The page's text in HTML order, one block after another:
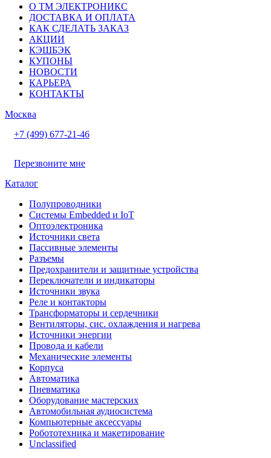
О ТМ ЭЛЕКТРОНИКС
ДОСТАВКА И ОПЛАТА
КАК СДЕЛАТЬ ЗАКАЗ
АКЦИИ
КЭШБЭК
КУПОНЫ
НОВОСТИ
КАРЬЕРА
КОНТАКТЫ
Москва
+7 (499) 677-21-46
Перезвоните мне
Каталог
Полупроводники
Системы Embedded и IoT
Oптоэлектроника
Источники света
Пассивные элементы
Разъeмы
Предохранители и защитные устройства
Переключатели и индикаторы
Источники звука
Реле и контакторы
Трансформаторы и сердечники
Вентиляторы, сис. охлаждения и нагрева
Источники энергии
Провода и кабели
Механические элементы
Корпуса
Автоматика
Пневматика
Оборудование мастерских
Автомобильная аудиосистема
Компьютерные аксессуары
Робототехника и макетирование
Unclassified